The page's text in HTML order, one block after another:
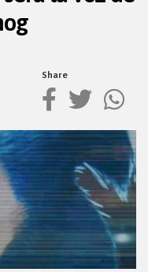
Share